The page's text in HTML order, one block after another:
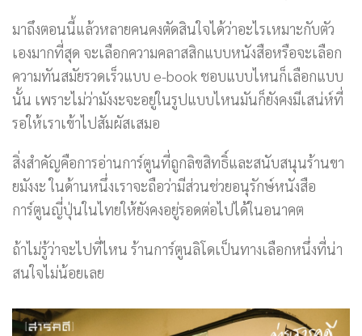
มาถึงตอนนี้แล้วหลายคนคงตัดสินใจได้ว่าอะไรเหมาะกับตัว
เองมากที่สุด จะเลือกความคลาสสิกแบบหนังสือหรือจะเลือก
ความทันสมัยรวดเร็วแบบ e-book ชอบแบบไหนก็เลือกแบบ
นั้น เพราะไม่ว่ามังงะจะอยู่ในรูปแบบไหนมันก็ยังคงมีเสน่ห์ที่
รอให้เราเข้าไปสัมผัสเสมอ
สิ่งสำคัญคือการอ่านการ์ตูนที่ถูกลิขสิทธิ์และสนับสนุนร้านขา
ยมังงะ ในด้านหนึ่งเราจะถือว่ามีส่วนช่วยอนุรักษ์หนังสือ
การ์ตูนญี่ปุ่นในไทยให้ยังคงอยู่รอดต่อไปได้ในอนาคต
ถ้าไม่รู้ว่าจะไปที่ไหน ร้านการ์ตูนลิโดเป็นทางเลือกหนึ่งที่น่า
สนใจไม่น้อยเลย